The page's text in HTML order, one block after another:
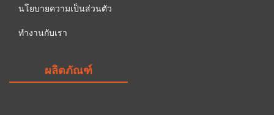
นโยบายความเป็นส่วนตัว
ทำงานกับเรา
ผลิตภัณฑ์